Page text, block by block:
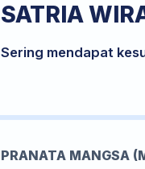
SATRIA
Sering mendapat
PRANATA MANGSA